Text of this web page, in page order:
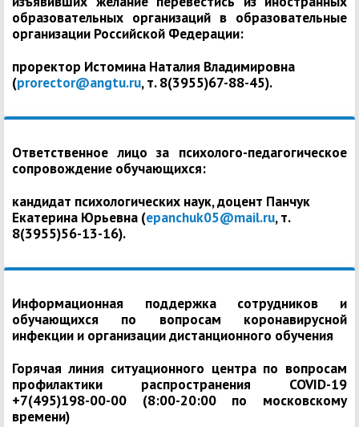
образовательных организаций в образовательные
организации Российской Федерации:
проректор Истомина Наталия Владимировна
(prorector@angtu.ru, т. 8(3955)67-88-45).
Ответственное лицо за психолого-педагогическое
сопровождение обучающихся:
кандидат психологических наук, доцент Панчук
Екатерина Юрьевна (epanchuk05@mail.ru, т.
8(3955)56-13-16).
Информационная поддержка сотрудников и
обучающихся по вопросам коронавирусной
инфекции и организации дистанционного обучения
Горячая линия ситуационного центра по вопросам
профилактики распространения COVID-19
+7(495)198-00-00 (8:00-20:00 по московскому
времени)